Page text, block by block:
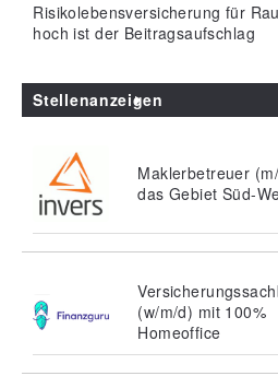
Risikolebensversicherung für
hoch ist der Beitragsaufschlag
Stellenanzeigen
Maklerbetreuer
das Gebiet Süd-
(w/m/d) mit 100%
Homeoffice